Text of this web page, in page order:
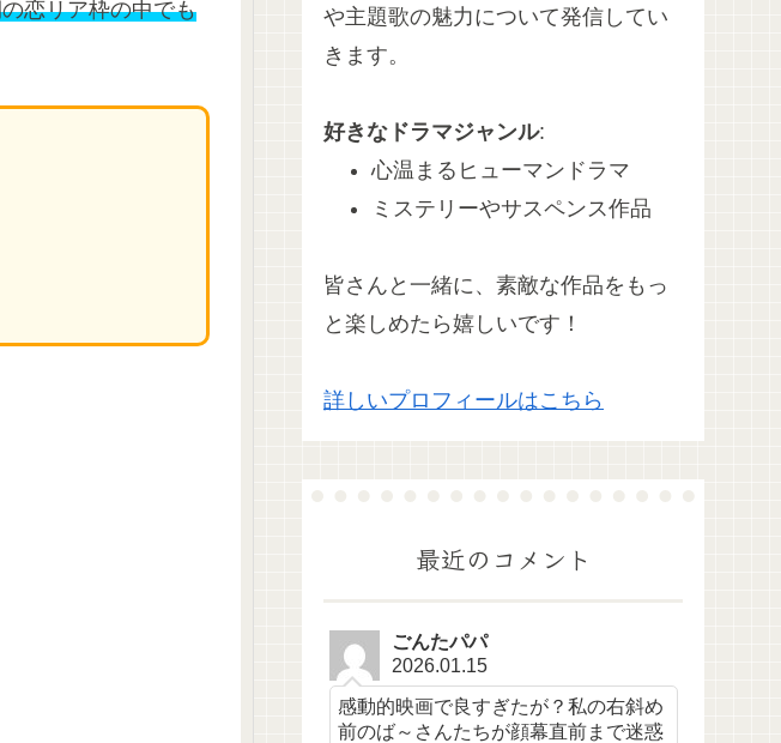
恋リア枠の中でも
や主題歌の魅力について発信してい
きます。
好きなドラマジャンル:
心温まるヒューマンドラマ
ミステリーやサスペンス作品
皆さんと一緒に、素敵な作品をもっ
と楽しめたら嬉しいです！
詳しいプロフィールはこちら
最近のコメント
ごんたパパ
2026.01.15
感動的映画で良すぎたが？私の右斜め
前のば～さんたちが顔幕直前まで迷惑